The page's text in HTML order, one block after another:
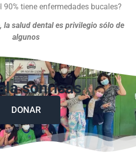
90% tiene enfermedades bucales?
la salud dental es privilegio sólo de
algunos
sonrisas
DONAR